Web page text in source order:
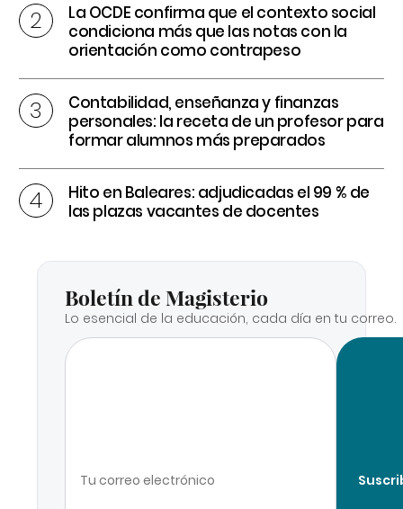
La OCDE confirma que el contexto social
condiciona más que las notas con la
orientación como contrapeso
Contabilidad, enseñanza y finanzas
personales: la receta de un profesor para
formar alumnos más preparados
Hito en Baleares: adjudicadas el 99 % de
las plazas vacantes de docentes
Boletín de Magisterio
Lo esencial de la educación, cada día en tu correo.